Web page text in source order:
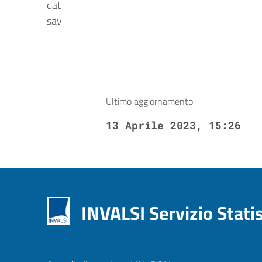
dat
sav
Ultimo aggiornamento
13 Aprile 2023, 15:26
INVALSI Servizio